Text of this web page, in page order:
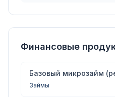
Финансовые
Базовый микрозайм
Займы